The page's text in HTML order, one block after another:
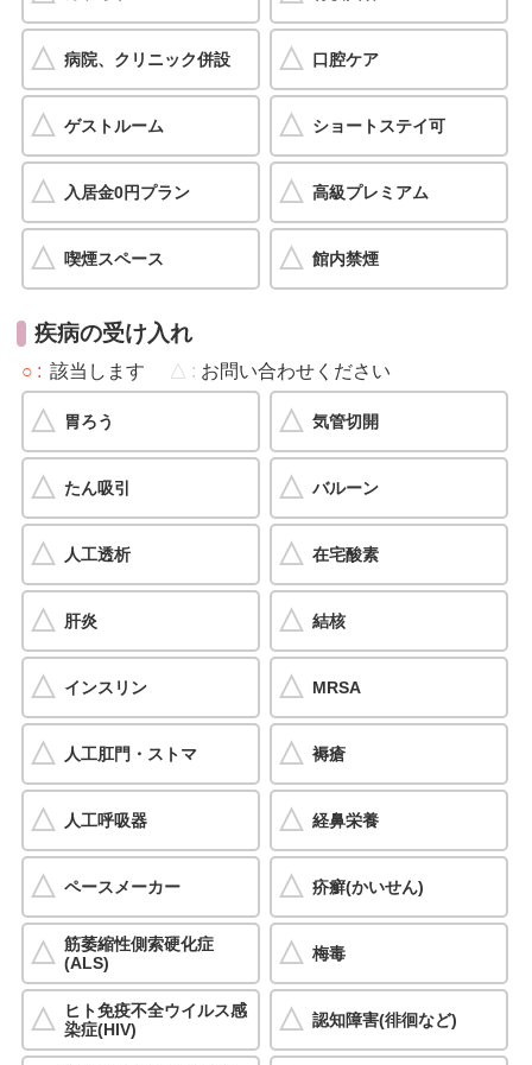
病院、クリニック併設 口腔ケア
ゲストルーム ショートステイ可
入居金0円プラン 高級プレミアム
喫煙スペース 館内禁煙
疾病の受け入れ
○ 該当します △ お問い合わせください
胃ろう 気管切開
たん吸引 バルーン
人工透析 在宅酸素
肝炎 結核
インスリン MRSA
人工肛門・ストマ 褥瘡
人工呼吸器 経鼻栄養
ペースメーカー 疥癬(かいせん)
筋萎縮性側索硬化症
(ALS)
梅毒
ヒト免疫不全ウイルス感
染症(HIV)
認知障害(徘徊など)